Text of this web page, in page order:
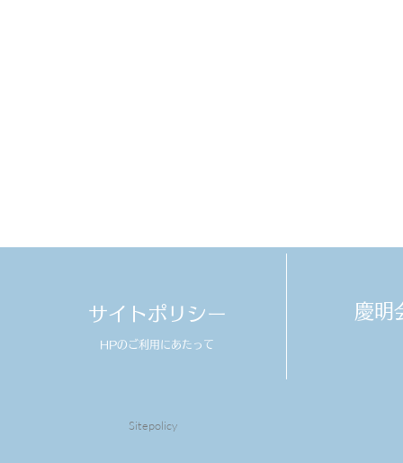
サイトポリシー
HPのご利用にあたって
慶明
Sitepolicy